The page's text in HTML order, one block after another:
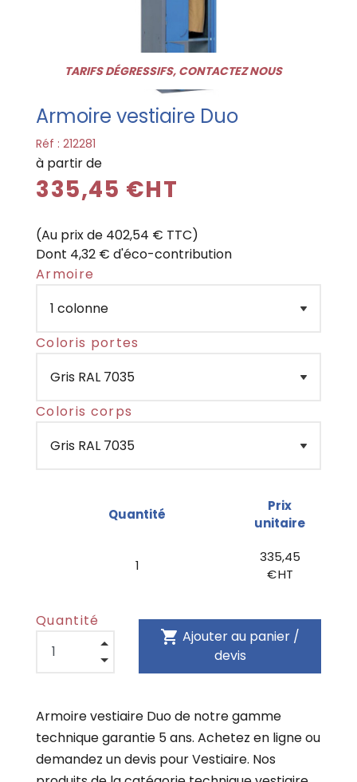
TARIFS DÉGRESSIFS, CONTACTEZ NOUS
Armoire vestiaire Duo
Réf : 212281
à partir de
335,45 €HT
(Au prix de 402,54 € TTC)
Dont 4,32 € d'éco-contribution
Armoire
Coloris portes
Coloris corps
Quantité
Prix
unitaire
1
335,45
€ HT
Quantité
shopping_cart Ajouter au panier /
devis
Armoire vestiaire Duo de notre gamme
technique garantie 5 ans. Achetez en ligne ou
demandez un devis pour Vestiaire. Nos